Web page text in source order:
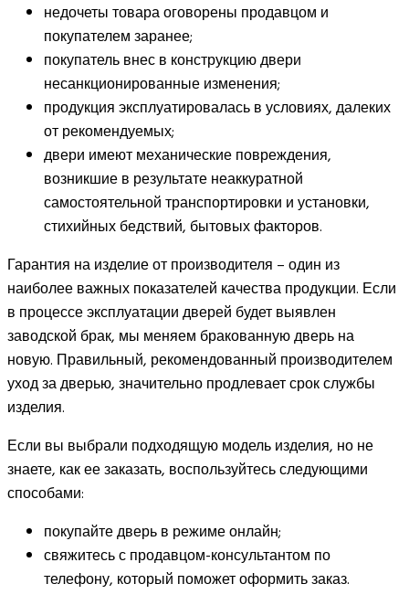
недочеты товара оговорены продавцом и
покупателем заранее;
покупатель внес в конструкцию двери
несанкционированные изменения;
продукция эксплуатировалась в условиях, далеких
от рекомендуемых;
двери имеют механические повреждения,
возникшие в результате неаккуратной
самостоятельной транспортировки и установки,
стихийных бедствий, бытовых факторов.
Гарантия на изделие от производителя – один из
наиболее важных показателей качества продукции. Если
в процессе эксплуатации дверей будет выявлен
заводской брак, мы меняем бракованную дверь на
новую. Правильный, рекомендованный производителем
уход за дверью, значительно продлевает срок службы
изделия.
Если вы выбрали подходящую модель изделия, но не
знаете, как ее заказать, воспользуйтесь следующими
способами:
покупайте дверь в режиме онлайн;
свяжитесь с продавцом-консультантом по
телефону, который поможет оформить заказ.